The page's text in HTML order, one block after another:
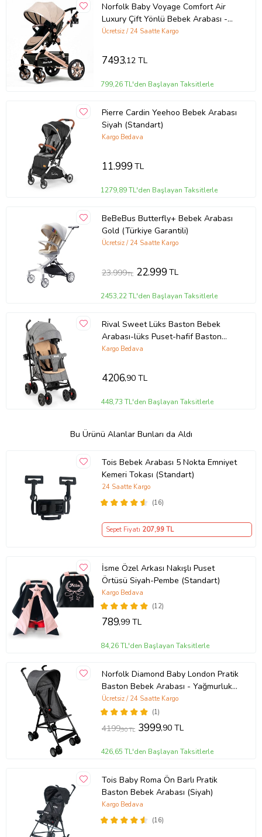
Norfolk Baby Voyage Comfort Air
Luxury Çift Yönlü Bebek Arabası -
Ayak Örtüsü Hediye (Kahverengi)
Ücretsiz / 24 Saatte Kargo
7493,12 TL
799,26 TL'den Başlayan Taksitlerle
Pierre Cardin Yeehoo Bebek Arabası
Siyah (Standart)
Kargo Bedava
11.999TL
1279,89 TL'den Başlayan Taksitlerle
BeBeBus Butterfly+ Bebek Arabası
Gold (Türkiye Garantili)
Ücretsiz / 24 Saatte Kargo
23.999TL 22.999TL
2453,22 TL'den Başlayan Taksitlerle
Rival Sweet Lüks Baston Bebek
Arabası-lüks Puset-hafif Baston
Bebek Arabası
Kargo Bedava
4206,90 TL
448,73 TL'den Başlayan Taksitlerle
Bu Ürünü Alanlar Bunları da Aldı
Tois Bebek Arabası 5 Nokta Emniyet
Kemeri Tokası (Standart)
(16)
24 Saatte Kargo
Sepet Fiyatı 207,99 TL
İsme Özel Arkası Nakışlı Puset
Örtüsü Siyah-Pembe (Standart)
(12)
Kargo Bedava
789,99 TL
84,26 TL'den Başlayan Taksitlerle
Norfolk Diamond Baby London Pratik
Baston Bebek Arabası - Yağmurluk
Hediyeli (Antrasit)
(1)
Ücretsiz / 24 Saatte Kargo
4199,90 TL 3999,90 TL
426,65 TL'den Başlayan Taksitlerle
Tois Baby Roma Ön Barlı Pratik
Baston Bebek Arabası (Siyah)
(16)
Kargo Bedava